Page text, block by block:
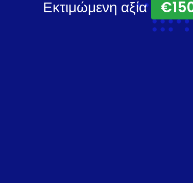
Εκτιμώμενη αξία